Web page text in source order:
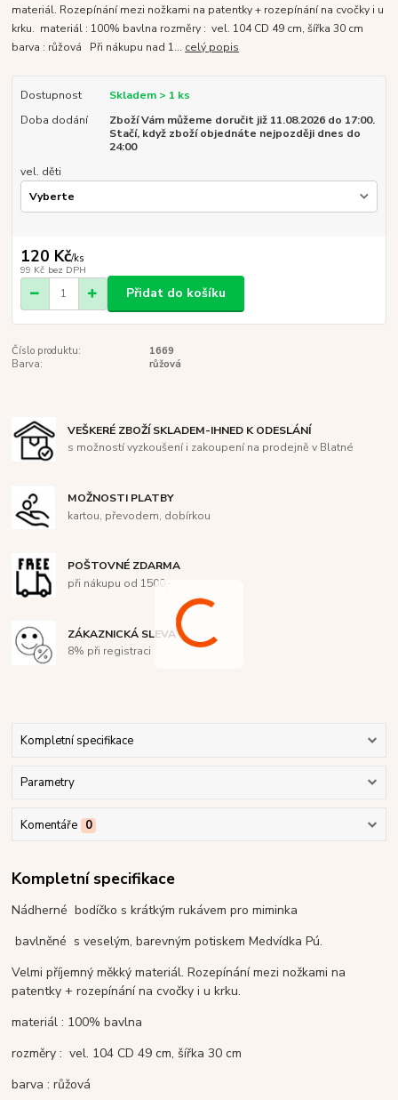
materiál. Rozepínání mezi nožkami na patentky + rozepínání na cvočky i u
krku. materiál : 100% bavlna rozměry : vel. 104 CD 49 cm, šířka 30 cm
barva : růžová Při nákupu nad 1... celý popis
Dostupnost
Skladem > 1 ks
Doba dodání
Zboží Vám můžeme doručit již 11.08.2026 do 17:00.
Stačí, když zboží objednáte nejpozději dnes do
24:00
vel. děti
120 Kč/ks
99 Kč bez DPH
Přidat do košíku
Číslo produktu:
1669
Barva:
růžová
VEŠKERÉ ZBOŽÍ SKLADEM-IHNED K ODESLÁNÍ
s možností vyzkoušení i zakoupení na prodejně v Blatné
MOŽNOSTI PLATBY
kartou, převodem, dobírkou
POŠTOVNÉ ZDARMA
při nákupu od 1500,-
ZÁKAZNICKÁ SLEVA
8% při registraci
Kompletní specifikace
Parametry
Komentáře 0
Kompletní specifikace
Nádherné bodíčko s krátkým rukávem pro miminka
bavlněné s veselým, barevným potiskem Medvídka Pú.
Velmi příjemný měkký materiál. Rozepínání mezi nožkami na
patentky + rozepínání na cvočky i u krku.
materiál : 100% bavlna
rozměry : vel. 104 CD 49 cm, šířka 30 cm
barva : růžová